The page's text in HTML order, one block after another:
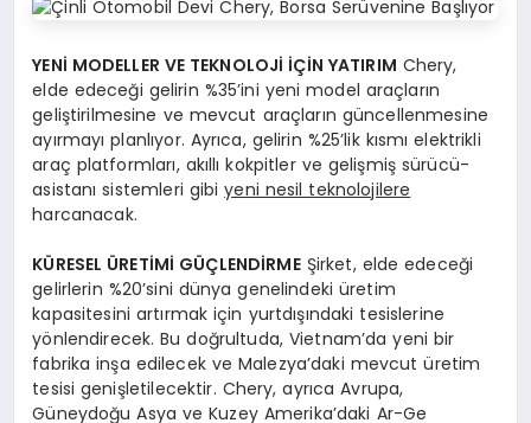
DIĞER
YENİ MODELLER VE TEKNOLOJİ İÇİN YATIRIM Chery,
elde edeceği gelirin %35’ini yeni model araçların
geliştirilmesine ve mevcut araçların güncellenmesine
ayırmayı planlıyor. Ayrıca, gelirin %25’lik kısmı elektrikli
araç platformları, akıllı kokpitler ve gelişmiş sürücü-
asistanı sistemleri gibiyeni nesil teknolojilere
harcanacak.
KÜRESEL ÜRETİMİ GÜÇLENDİRMEŞirket, elde edeceği
gelirlerin %20’sini dünya genelindeki üretim
kapasitesini artırmak için yurtdışındaki tesislerine
yönlendirecek. Bu doğrultuda, Vietnam’da yeni bir
fabrika inşa edilecek ve Malezya’daki mevcut üretim
tesisi genişletilecektir. Chery, ayrıca Avrupa,
Güneydoğu Asya ve Kuzey Amerika’daki Ar-Ge